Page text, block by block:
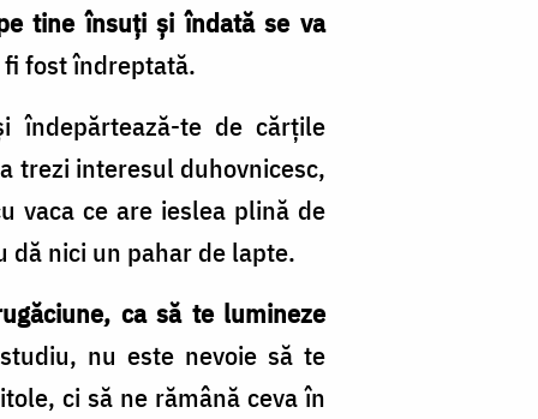
tine însuţi şi îndată se va
fost îndreptată.
îndepărtează-te de cărţile
trezi interesul duhovnicesc,
vaca ce are ieslea plină de
dă nici un pahar de lapte.
ca să te lumineze
nu este nevoie să te
ci să ne rămână ceva în